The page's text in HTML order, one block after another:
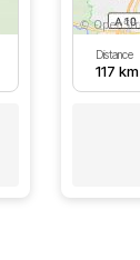
Distance
117 km